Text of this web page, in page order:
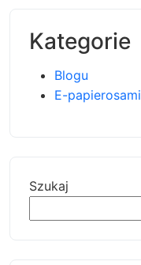
Kategorie
Blogu
E-papierosami
Szukaj